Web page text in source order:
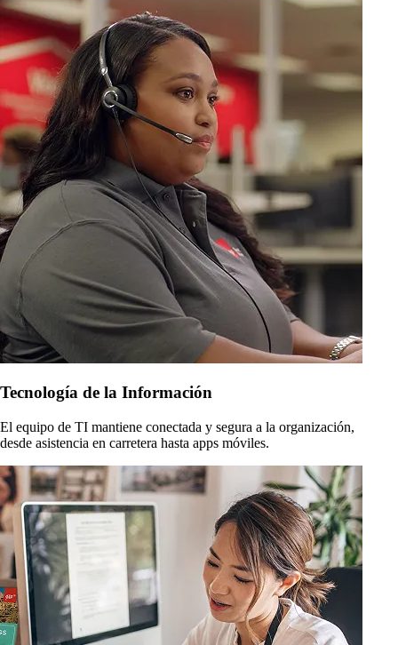
Tecnología de la Información
El equipo de TI mantiene conectada y segura a la organización,
desde asistencia en carretera hasta apps móviles.